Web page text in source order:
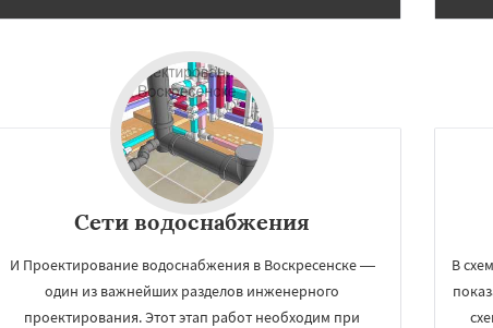
Сети водоснабжения
И Проектирование водоснабжения в Воскресенске —
один из важнейших разделов инженерного
проектирования. Этот этап работ необходим при
В